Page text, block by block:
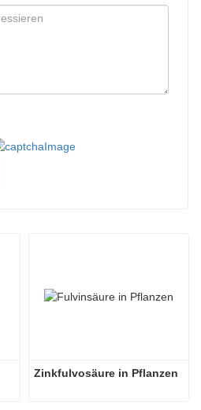
Zinkfulvosäure in Pflanzen